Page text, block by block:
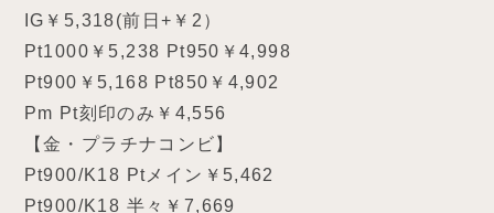
IG￥5,318(前日+￥2）
Pt1000￥5,238 Pt950￥4,998
Pt900￥5,168 Pt850￥4,902
Pm Pt刻印のみ￥4,556
【金・プラチナコンビ】
Pt900/K18 Ptメイン￥5,462
Pt900/K18 半々￥7,669